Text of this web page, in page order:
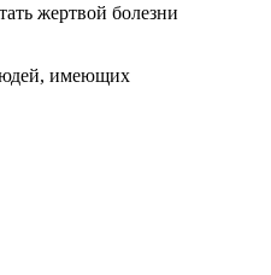
жертвой болезни
имеющих